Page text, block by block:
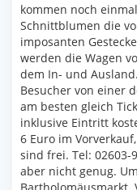
kommen noch
Schnittblumen die
imposanten
werden die Wagen
dem In- und
Besucher von einer
am besten gleich
inklusive Eintritt
6 Euro im
sind frei. Tel: 02603-
aber nicht genug.